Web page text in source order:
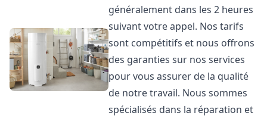
généralement dans les 2 heures
suivant votre appel. Nos tarifs
sont compétitifs et nous offrons
des garanties sur nos services
pour vous assurer de la qualité
de notre travail. Nous sommes
spécialisés dans la réparation et